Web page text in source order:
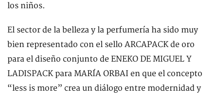
los niños.
El sector de la belleza y la perfumería ha sido muy
bien representado con el sello ARCAPACK de oro
para el diseño conjunto de ENEKO DE MIGUEL Y
LADISPACK para MARÍA ORBAI en que el concepto
“less is more” crea un diálogo entre modernidad y